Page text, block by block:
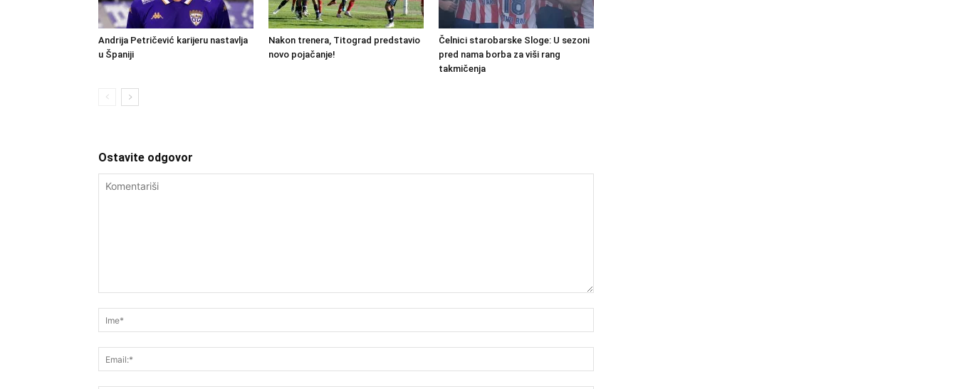
Andrija Petričević karijeru nastavlja
u Španiji
Nakon trenera, Titograd predstavio
novo pojačanje!
Čelnici starobarske Sloge: U sezoni
pred nama borba za viši rang
takmičenja
Ostavite odgovor